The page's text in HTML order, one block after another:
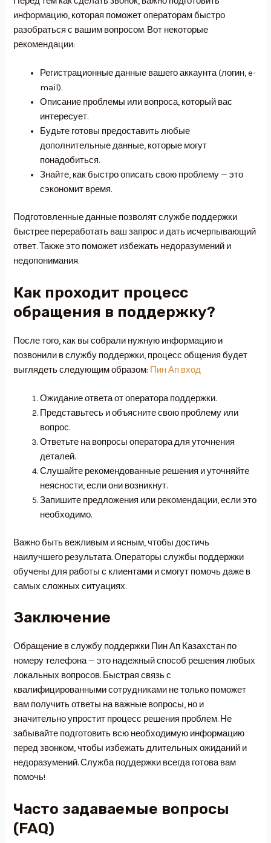
информацию, которая поможет операторам быстро
разобраться с вашим вопросом. Вот некоторые
рекомендации:
Регистрационные данные вашего аккаунта (логин, e-
mail).
Описание проблемы или вопроса, который вас
интересует.
Будьте готовы предоставить любые
дополнительные данные, которые могут
понадобиться.
Знайте, как быстро описать свою проблему — это
сэкономит время.
Подготовленные данные позволят службе поддержки
быстрее переработать ваш запрос и дать исчерпывающий
ответ. Также это поможет избежать недоразумений и
недопонимания.
Как проходит процесс
обращения в поддержку?
После того, как вы собрали нужную информацию и
позвонили в службу поддержки, процесс общения будет
выглядеть следующим образом: Пин Ап вход
Ожидание ответа от оператора поддержки.
Представьтесь и объясните свою проблему или
вопрос.
Ответьте на вопросы оператора для уточнения
деталей.
Слушайте рекомендованные решения и уточняйте
неясности, если они возникнут.
Запишите предложения или рекомендации, если это
необходимо.
Важно быть вежливым и ясным, чтобы достичь
наилучшего результата. Операторы службы поддержки
обучены для работы с клиентами и смогут помочь даже в
самых сложных ситуациях.
Заключение
Обращение в службу поддержки Пин Ап Казахстан по
номеру телефона — это надежный способ решения любых
локальных вопросов. Быстрая связь с
квалифицированными сотрудниками не только поможет
вам получить ответы на важные вопросы, но и
значительно упростит процесс решения проблем. Не
забывайте подготовить всю необходимую информацию
перед звонком, чтобы избежать длительных ожиданий и
недоразумений. Служба поддержки всегда готова вам
помочь!
Часто задаваемые вопросы
(FAQ)